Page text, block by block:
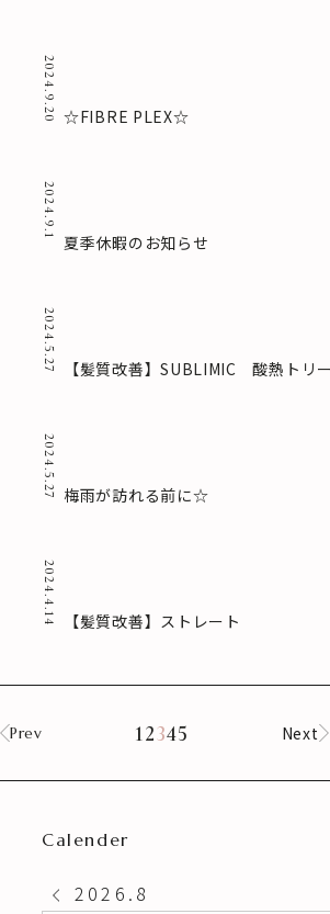
2024.9.20 ☆FIBRE PLEX☆
2024.9.1
夏季休暇のお知らせ
2024.5.27 【髪質改善】SUBLIMIC 酸熱トリ
2024.5.27 梅雨が訪れる前に☆
2024.4.14 【髪質改善】ストレート
Prev 12345 Next
Calender
2026 . 8